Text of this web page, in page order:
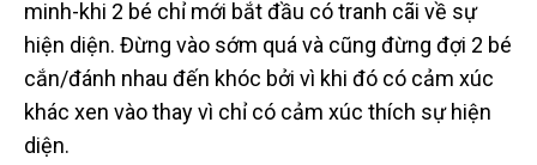
minh-khi 2 bé chỉ mới bắt đầu có tranh cãi về sự
hiện diện. Đừng vào sớm quá và cũng đừng đợi 2 bé
cắn/đánh nhau đến khóc bởi vì khi đó có cảm xúc
khác xen vào thay vì chỉ có cảm xúc thích sự hiện
diện.